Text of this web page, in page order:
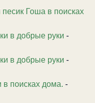
Гоша в поисках
в добрые руки -
в добрые руки -
в поисках дома. -